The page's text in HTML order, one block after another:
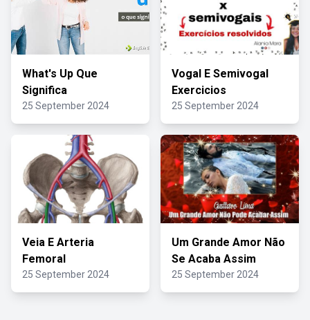
What's Up Que
Significa
25 September 2024
Vogal E Semivogal
Exercicios
25 September 2024
Veia E Arteria
Femoral
25 September 2024
Um Grande Amor Não
Se Acaba Assim
25 September 2024